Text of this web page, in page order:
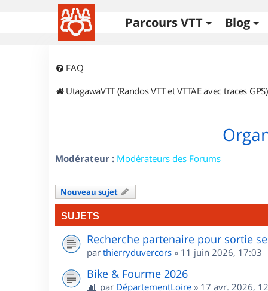
Parcours VTT Blog
FAQ
UtagawaVTT (Randos VTT et VTTAE avec traces GPS)
Modérateur : Modérateurs des Forums
Nouveau sujet
SUJETS
Recherche partenaire pour sortie
par thierryduvercors » 11 juin 2026, 17:03
Bike & Fourme 2026
par DépartementLoire » 17 avr. 2026,